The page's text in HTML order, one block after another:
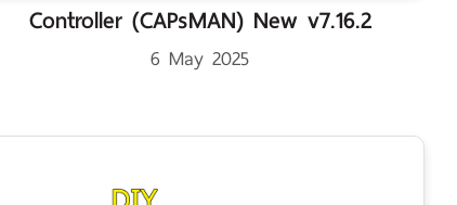
Controller (CAPsMAN) New v7.16.2
6 May 2025